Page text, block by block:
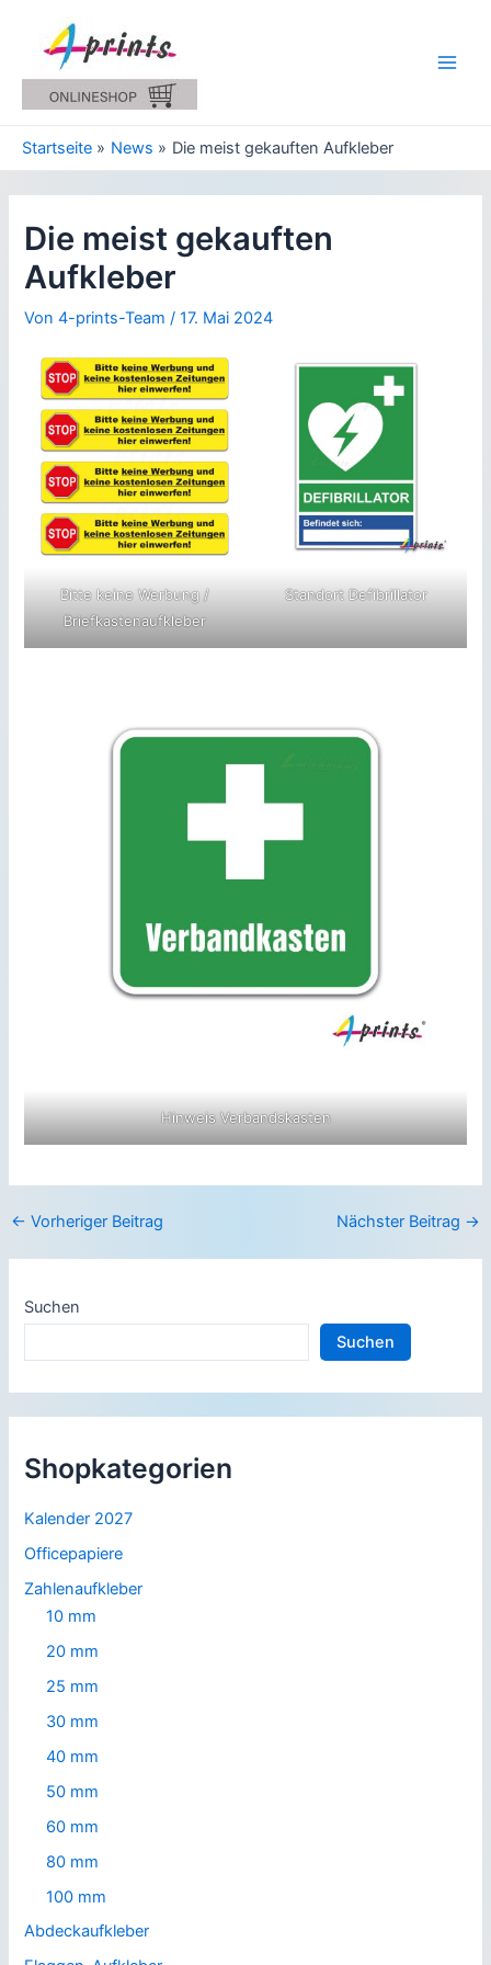
springen
Startseite News Die meist gekauften Aufkleber
Die meist gekauften
Aufkleber
Von4-prints-Team/17. Mai 2024
Bitte keine Werbung /
Briefkastenaufkleber
Standort Defibrillator
Hinweis Verbandskasten
Beitragsnavigation
← Vorheriger Beitrag Nächster Beitrag →
Suchen
Suchen
Shopkategorien
Kalender 2027
Officepapiere
Zahlenaufkleber
10 mm
20 mm
25 mm
30 mm
40 mm
50 mm
60 mm
80 mm
100 mm
Abdeckaufkleber